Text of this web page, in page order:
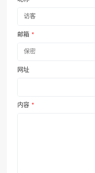
邮箱 *
网址
内容 *